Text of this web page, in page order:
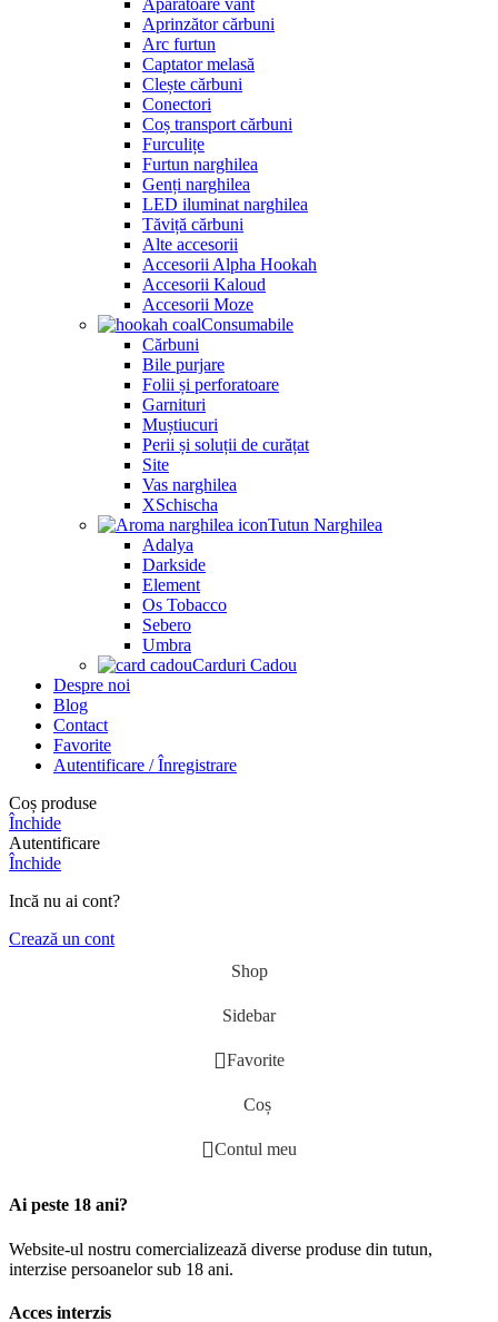
Apărătoare vânt
Aprinzător cărbuni
Arc furtun
Captator melasă
Clește cărbuni
Conectori
Coș transport cărbuni
Furculițe
Furtun narghilea
Genți narghilea
LED iluminat narghilea
Tăviță cărbuni
Alte accesorii
Accesorii Alpha Hookah
Accesorii Kaloud
Accesorii Moze
Consumabile
Cărbuni
Bile purjare
Folii și perforatoare
Garnituri
Muștiucuri
Perii și soluții de curățat
Site
Vas narghilea
XSchischa
Tutun Narghilea
Adalya
Darkside
Element
Os Tobacco
Sebero
Umbra
Carduri Cadou
Despre noi
Blog
Contact
Favorite
Autentificare / Înregistrare
Coș produse
Închide
Autentificare
Închide
Incă nu ai cont?
Crează un cont
Shop
Sidebar
Favorite
Coș
Contul meu
Ai peste 18 ani?
Website-ul nostru comercializează diverse produse din tutun,
interzise persoanelor sub 18 ani.
Acces interzis